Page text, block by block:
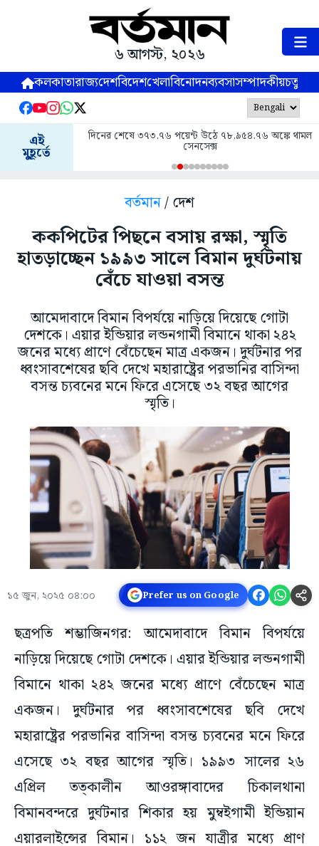
৬ আগস্ট, ২০২৬
কলকাতারাজ্যদেশবিদেশখেলাবিনোদনব্যবসাসম্পাদকীয়
এই
মুহূর্তে
দিনের শেষে ৩৭৩.৭৬ পয়েন্ট উঠে ৭৮,৯৫৪.৭৬ অঙ্কে থামল
সেনসেক্স
বর্তমান/ দেশ
ককপিটের পিছনে বসায় রক্ষা, স্মৃতি
হাতড়াচ্ছেন ১৯৯৩ সালে বিমান দুর্ঘটনায়
বেঁচে যাওয়া বসন্ত
আমেদাবাদে বিমান বিপর্যয়ে নাড়িয়ে দিয়েছে গোটা
দেশকে। এয়ার ইন্ডিয়ার লন্ডনগামী বিমানে থাকা ২৪২
জনের মধ্যে প্রাণে বেঁচেছেন মাত্র একজন। দুর্ঘটনার পর
ধ্বংসাবশেষের ছবি দেখে মহারাষ্ট্রের পরভানির বাসিন্দা
বসন্ত চ্যবনের মনে ফিরে এসেছে ৩২ বছর আগের
স্মৃতি।
১৫ জুন, ২০২৫ ০৪:০০ Prefer us on Google
ছত্রপতি শম্ভাজিনগর: আমেদাবাদে বিমান বিপর্যয়ে
নাড়িয়ে দিয়েছে গোটা দেশকে। এয়ার ইন্ডিয়ার লন্ডনগামী
বিমানে থাকা ২৪২ জনের মধ্যে প্রাণে বেঁচেছেন মাত্র
একজন। দুর্ঘটনার পর ধ্বংসাবশেষের ছবি দেখে
মহারাষ্ট্রের পরভানির বাসিন্দা বসন্ত চ্যবনের মনে ফিরে
এসেছে ৩২ বছর আগের স্মৃতি। ১৯৯৩ সালের ২৬
এপ্রিল তত্কালীন আওরঙ্গাবাদের চিকালথানা
বিমানবন্দরে দুর্ঘটনার শিকার হয় মুম্বইগামী ইন্ডিয়ান
এয়ারলাইন্সের বিমান। ১১২ জন যাত্রীর মধ্যে প্রাণ